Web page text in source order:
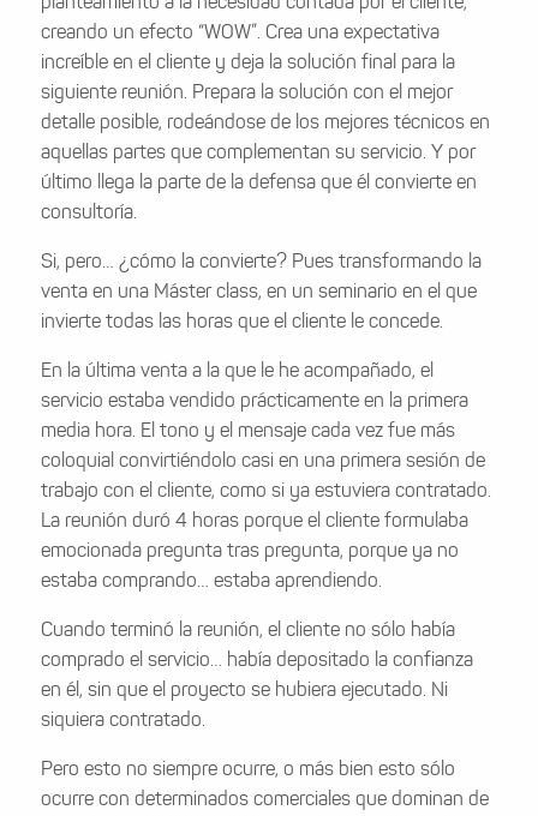
planteamiento a la necesidad contada por el cliente,
creando un efecto “WOW”. Crea una expectativa
increíble en el cliente y deja la solución final para la
siguiente reunión. Prepara la solución con el mejor
detalle posible, rodeándose de los mejores técnicos en
aquellas partes que complementan su servicio. Y por
último llega la parte de la defensa que él convierte en
consultoría.
Si, pero… ¿cómo la convierte? Pues transformando la
venta en una Máster class, en un seminario en el que
invierte todas las horas que el cliente le concede.
En la última venta a la que le he acompañado, el
servicio estaba vendido prácticamente en la primera
media hora. El tono y el mensaje cada vez fue más
coloquial convirtiéndolo casi en una primera sesión de
trabajo con el cliente, como si ya estuviera contratado.
La reunión duró 4 horas porque el cliente formulaba
emocionada pregunta tras pregunta, porque ya no
estaba comprando… estaba aprendiendo.
Cuando terminó la reunión, el cliente no sólo había
comprado el servicio… había depositado la confianza
en él, sin que el proyecto se hubiera ejecutado. Ni
siquiera contratado.
Pero esto no siempre ocurre, o más bien esto sólo
ocurre con determinados comerciales que dominan de